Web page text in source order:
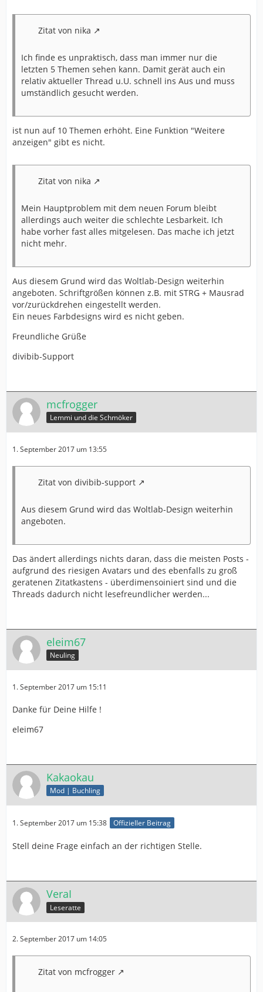
Zitat von nika
Ich finde es unpraktisch, dass man immer nur die
letzten 5 Themen sehen kann. Damit gerät auch ein
relativ aktueller Thread u.U. schnell ins Aus und muss
umständlich gesucht werden.
ist nun auf 10 Themen erhöht. Eine Funktion "Weitere
anzeigen" gibt es nicht.
Zitat von nika
Mein Hauptproblem mit dem neuen Forum bleibt
allerdings auch weiter die schlechte Lesbarkeit. Ich
habe vorher fast alles mitgelesen. Das mache ich jetzt
nicht mehr.
Aus diesem Grund wird das Woltlab-Design weiterhin
angeboten. Schriftgrößen können z.B. mit STRG + Mausrad
vor/zurückdrehen eingestellt werden.
Ein neues Farbdesigns wird es nicht geben.
Freundliche Grüße
divibib-Support
mcfrogger
Lemmi und die Schmöker
1. September 2017 um 13:55
Zitat von divibib-support
Aus diesem Grund wird das Woltlab-Design weiterhin
angeboten.
Das ändert allerdings nichts daran, dass die meisten Posts -
aufgrund des riesigen Avatars und des ebenfalls zu groß
geratenen Zitatkastens - überdimensoiniert sind und die
Threads dadurch nicht lesefreundlicher werden...
eleim67
Neuling
1. September 2017 um 15:11
Danke für Deine Hilfe !
eleim67
Kakaokau
Mod | Buchling
1. September 2017 um 15:38 Offizieller Beitrag
Stell deine Frage einfach an der richtigen Stelle.
VeraI
Leseratte
2. September 2017 um 14:05
Zitat von mcfrogger